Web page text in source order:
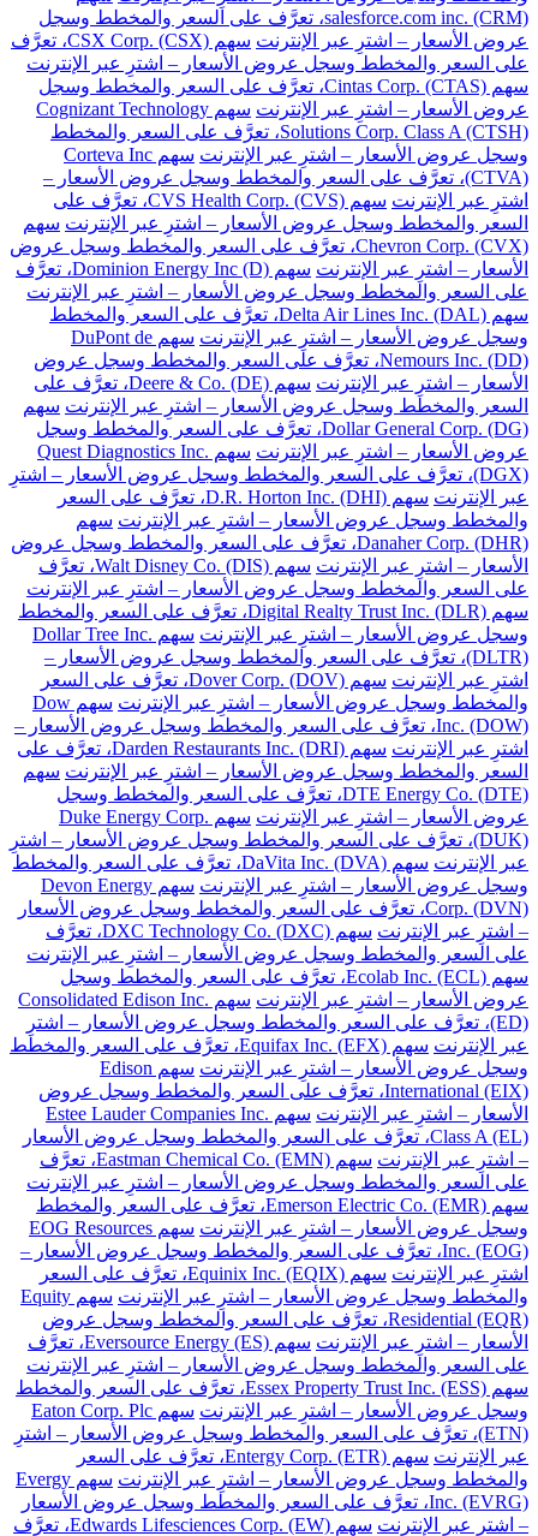
salesforce.com inc. (CRM)، تعرَّف على السعر والمخطط وسجل
عروض الأسعار – اشترِ عبر الإنترنت
سهم CSX Corp. (CSX)، تعرَّف
على السعر والمخطط وسجل عروض الأسعار – اشترِ عبر الإنترنت
سهم Cintas Corp. (CTAS)، تعرَّف على السعر والمخطط وسجل
عروض الأسعار – اشترِ عبر الإنترنت
سهم Cognizant Technology
Solutions Corp. Class A (CTSH)، تعرَّف على السعر والمخطط
وسجل عروض الأسعار – اشترِ عبر الإنترنت
سهم Corteva Inc
(CTVA)، تعرَّف على السعر والمخطط وسجل عروض الأسعار –
اشترِ عبر الإنترنت
سهم CVS Health Corp. (CVS)، تعرَّف على
السعر والمخطط وسجل عروض الأسعار – اشترِ عبر الإنترنت سهم
Chevron Corp. (CVX)، تعرَّف على السعر والمخطط وسجل عروض
الأسعار – اشترِ عبر الإنترنت
سهم Dominion Energy Inc (D)، تعرَّف
على السعر والمخطط وسجل عروض الأسعار – اشترِ عبر الإنترنت
سهم Delta Air Lines Inc. (DAL)، تعرَّف على السعر والمخطط
وسجل عروض الأسعار – اشترِ عبر الإنترنت
سهم DuPont de
Nemours Inc. (DD)، تعرَّف على السعر والمخطط وسجل عروض
الأسعار – اشترِ عبر الإنترنت
سهم Deere & Co. (DE)، تعرَّف على
السعر والمخطط وسجل عروض الأسعار – اشترِ عبر الإنترنت سهم
Dollar General Corp. (DG)، تعرَّف على السعر والمخطط وسجل
عروض الأسعار – اشترِ عبر الإنترنت
سهم Quest Diagnostics Inc.
(DGX)، تعرَّف على السعر والمخطط وسجل عروض الأسعار – اشترِ
عبر الإنترنت
سهم D.R. Horton Inc. (DHI)، تعرَّف على السعر
والمخطط وسجل عروض الأسعار – اشترِ عبر الإنترنت سهم
Danaher Corp. (DHR)، تعرَّف على السعر والمخطط وسجل عروض
الأسعار – اشترِ عبر الإنترنت
سهم Walt Disney Co. (DIS)، تعرَّف
على السعر والمخطط وسجل عروض الأسعار – اشترِ عبر الإنترنت
سهم Digital Realty Trust Inc. (DLR)، تعرَّف على السعر والمخطط
وسجل عروض الأسعار – اشترِ عبر الإنترنت
سهم Dollar Tree Inc.
(DLTR)، تعرَّف على السعر والمخطط وسجل عروض الأسعار –
اشترِ عبر الإنترنت
سهم Dover Corp. (DOV)، تعرَّف على السعر
والمخطط وسجل عروض الأسعار – اشترِ عبر الإنترنت
سهم Dow
Inc. (DOW)، تعرَّف على السعر والمخطط وسجل عروض الأسعار –
اشترِ عبر الإنترنت
سهم Darden Restaurants Inc. (DRI)، تعرَّف على
السعر والمخطط وسجل عروض الأسعار – اشترِ عبر الإنترنت سهم
DTE Energy Co. (DTE)، تعرَّف على السعر والمخطط وسجل
عروض الأسعار – اشترِ عبر الإنترنت
سهم Duke Energy Corp.
(DUK)، تعرَّف على السعر والمخطط وسجل عروض الأسعار – اشترِ
عبر الإنترنت
سهم DaVita Inc. (DVA)، تعرَّف على السعر والمخطط
وسجل عروض الأسعار – اشترِ عبر الإنترنت
سهم Devon Energy
Corp. (DVN)، تعرَّف على السعر والمخطط وسجل عروض الأسعار
– اشترِ عبر الإنترنت
سهم DXC Technology Co. (DXC)، تعرَّف
على السعر والمخطط وسجل عروض الأسعار – اشترِ عبر الإنترنت
سهم Ecolab Inc. (ECL)، تعرَّف على السعر والمخطط وسجل
عروض الأسعار – اشترِ عبر الإنترنت
سهم Consolidated Edison Inc.
(ED)، تعرَّف على السعر والمخطط وسجل عروض الأسعار – اشترِ
عبر الإنترنت
سهم Equifax Inc. (EFX)، تعرَّف على السعر والمخطط
وسجل عروض الأسعار – اشترِ عبر الإنترنت
سهم Edison
International (EIX)، تعرَّف على السعر والمخطط وسجل عروض
الأسعار – اشترِ عبر الإنترنت
سهم Estee Lauder Companies Inc.
Class A (EL)، تعرَّف على السعر والمخطط وسجل عروض الأسعار
– اشترِ عبر الإنترنت
سهم Eastman Chemical Co. (EMN)، تعرَّف
على السعر والمخطط وسجل عروض الأسعار – اشترِ عبر الإنترنت
سهم Emerson Electric Co. (EMR)، تعرَّف على السعر والمخطط
وسجل عروض الأسعار – اشترِ عبر الإنترنت
سهم EOG Resources
Inc. (EOG)، تعرَّف على السعر والمخطط وسجل عروض الأسعار –
اشترِ عبر الإنترنت
سهم Equinix Inc. (EQIX)، تعرَّف على السعر
والمخطط وسجل عروض الأسعار – اشترِ عبر الإنترنت
سهم Equity
Residential (EQR)، تعرَّف على السعر والمخطط وسجل عروض
الأسعار – اشترِ عبر الإنترنت
سهم Eversource Energy (ES)، تعرَّف
على السعر والمخطط وسجل عروض الأسعار – اشترِ عبر الإنترنت
سهم Essex Property Trust Inc. (ESS)، تعرَّف على السعر والمخطط
وسجل عروض الأسعار – اشترِ عبر الإنترنت
سهم Eaton Corp. Plc
(ETN)، تعرَّف على السعر والمخطط وسجل عروض الأسعار – اشترِ
عبر الإنترنت
سهم Entergy Corp. (ETR)، تعرَّف على السعر
والمخطط وسجل عروض الأسعار – اشترِ عبر الإنترنت
سهم Evergy
Inc. (EVRG)، تعرَّف على السعر والمخطط وسجل عروض الأسعار
– اشترِ عبر الإنترنت
سهم Edwards Lifesciences Corp. (EW)، تعرَّف